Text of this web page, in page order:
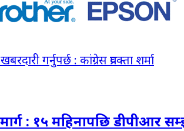
: १५ महिनापछि डीपीआर